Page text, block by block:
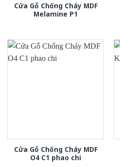
Cửa Gỗ Chống Cháy MDF
Melamine P1
Cửa Gỗ Chống Cháy MDF
O4 C1 phao chi